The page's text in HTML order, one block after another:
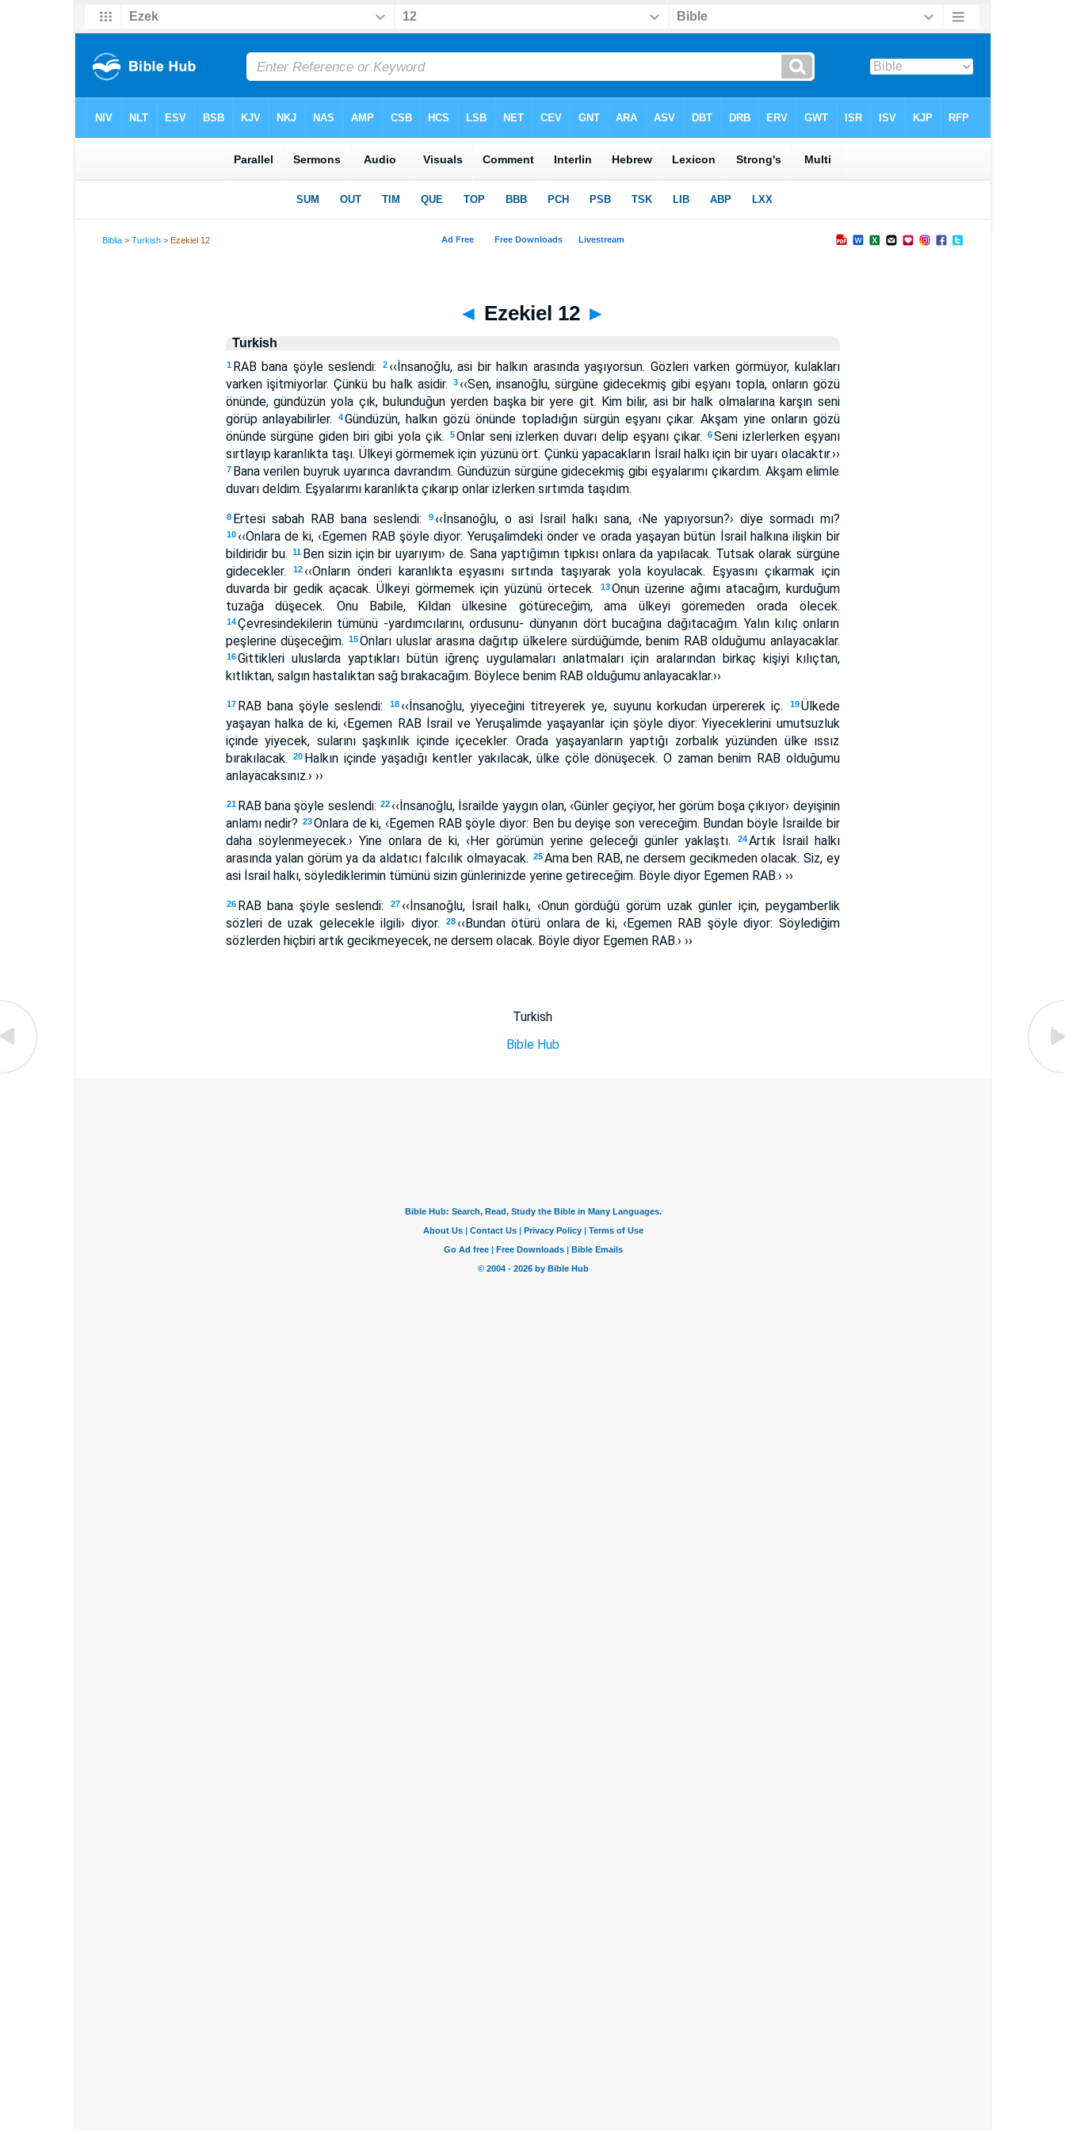
Biblia >Turkish > Ezekiel 12
◄ Ezekiel 12 ►
Turkish
1 RAB bana şöyle seslendi: 2 ‹‹İnsanoğlu, asi bir halkın arasında yaşıyorsun. Gözleri varken görmüyor, kulakları
varken işitmiyorlar. Çünkü bu halk asidir.
3 ‹‹Sen, insanoğlu, sürgüne gidecekmiş gibi eşyanı topla, onların gözü
önünde, gündüzün yola çık, bulunduğun yerden başka bir yere git. Kim bilir, asi bir halk olmalarına karşın seni
görüp anlayabilirler.
4Gündüzün, halkın gözü önünde topladığın sürgün eşyanı çıkar. Akşam yine onların gözü
önünde sürgüne giden biri gibi yola çık.
5Onlar seni izlerken duvarı delip eşyanı çıkar. 6Seni izlerlerken eşyanı
sırtlayıp karanlıkta taşı. Ülkeyi görmemek için yüzünü ört. Çünkü yapacakların İsrail halkı için bir uyarı olacaktır.››
7 Bana verilen buyruk uyarınca davrandım. Gündüzün sürgüne gidecekmiş gibi eşyalarımı çıkardım. Akşam elimle
duvarı deldim. Eşyalarımı karanlıkta çıkarıp onlar izlerken sırtımda taşıdım.
8 Ertesi sabah RAB bana seslendi: 9 ‹‹İnsanoğlu, o asi İsrail halkı sana, ‹Ne yapıyorsun?› diye sormadı mı?
10 ‹‹Onlara de ki, ‹Egemen RAB şöyle diyor: Yeruşalimdeki önder ve orada yaşayan bütün İsrail halkına ilişkin bir
bildiridir bu. 11 Ben sizin için bir uyarıyım› de. Sana yaptığımın tıpkısı onlara da yapılacak. Tutsak olarak sürgüne
gidecekler.
12 ‹‹Onların önderi karanlıkta eşyasını sırtında taşıyarak yola koyulacak. Eşyasını çıkarmak için
duvarda bir gedik açacak. Ülkeyi görmemek için yüzünü örtecek.
13Onun üzerine ağımı atacağım, kurduğum
tuzağa düşecek. Onu Babile, Kildan ülkesine götüreceğim, ama ülkeyi göremeden orada ölecek.
14 Çevresindekilerin tümünü -yardımcılarını, ordusunu- dünyanın dört bucağına dağıtacağım. Yalın kılıç onların
peşlerine düşeceğim.
15Onları uluslar arasına dağıtıp ülkelere sürdüğümde, benim RAB olduğumu anlayacaklar.
16 Gittikleri uluslarda yaptıkları bütün iğrenç uygulamaları anlatmaları için aralarından birkaç kişiyi kılıçtan,
kıtlıktan, salgın hastalıktan sağ bırakacağım. Böylece benim RAB olduğumu anlayacaklar.››
17 RAB bana şöyle seslendi: 18 ‹‹İnsanoğlu, yiyeceğini titreyerek ye, suyunu korkudan ürpererek iç. 19 Ülkede
yaşayan halka de ki, ‹Egemen RAB İsrail ve Yeruşalimde yaşayanlar için şöyle diyor: Yiyeceklerini umutsuzluk
içinde yiyecek, sularını şaşkınlık içinde içecekler. Orada yaşayanların yaptığı zorbalık yüzünden ülke ıssız
bırakılacak.
20 Halkın içinde yaşadığı kentler yakılacak, ülke çöle dönüşecek. O zaman benim RAB olduğumu
anlayacaksınız.› ››
21 RAB bana şöyle seslendi: 22 ‹‹İnsanoğlu, İsrailde yaygın olan, ‹Günler geçiyor, her görüm boşa çıkıyor› deyişinin
anlamı nedir? 23Onlara de ki, ‹Egemen RAB şöyle diyor: Ben bu deyişe son vereceğim. Bundan böyle İsrailde bir
daha söylenmeyecek.› Yine onlara de ki, ‹Her görümün yerine geleceği günler yaklaştı.
24 Artık İsrail halkı
arasında yalan görüm ya da aldatıcı falcılık olmayacak. 25 Ama ben RAB, ne dersem gecikmeden olacak. Siz, ey
asi İsrail halkı, söylediklerimin tümünü sizin günlerinizde yerine getireceğim. Böyle diyor Egemen RAB.› ››
26 RAB bana şöyle seslendi: 27 ‹‹İnsanoğlu, İsrail halkı, ‹Onun gördüğü görüm uzak günler için, peygamberlik
sözleri de uzak gelecekle ilgili› diyor.
28 ‹‹Bundan ötürü onlara de ki, ‹Egemen RAB şöyle diyor: Söylediğim
sözlerden hiçbiri artık gecikmeyecek, ne dersem olacak. Böyle diyor Egemen RAB.› ››
Turkish
Bible Hub